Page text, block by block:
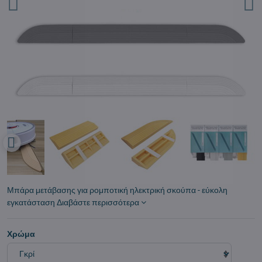
Μπάρα μετάβασης για ρομποτική ηλεκτρική σκούπα - εύκολη
εγκατάσταση Διαβάστε περισσότερα
Χρώμα